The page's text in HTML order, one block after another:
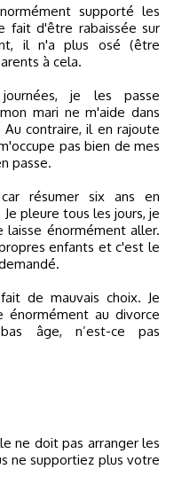
supporté les
fait d'être rabaissée sur
il n'a plus osé (être
à cela.
je les passe
mari ne m'aide dans
contraire, il en rajoute
pas bien de mes
passe.
résumer six ans en
pleure tous les jours, je
laisse énormément aller.
enfants et c'est le
de mauvais choix. Je
énormément au divorce
âge, n’est-ce pas
ne doit pas arranger les
ne supportiez plus votre